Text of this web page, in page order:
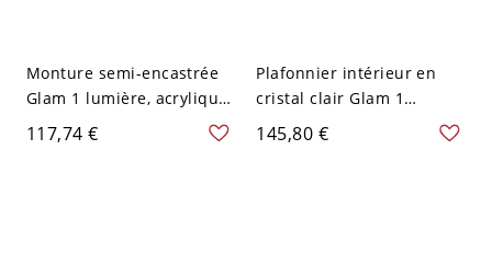
Monture semi-encastrée
Glam 1 lumière, acrylique
et métal en or - 110 V-120
V 31,75 cm
117,74 €
Plafonnier intérieur en
cristal clair Glam 1
lumière en or - 110 V-120
V 29,21 cm
145,80 €